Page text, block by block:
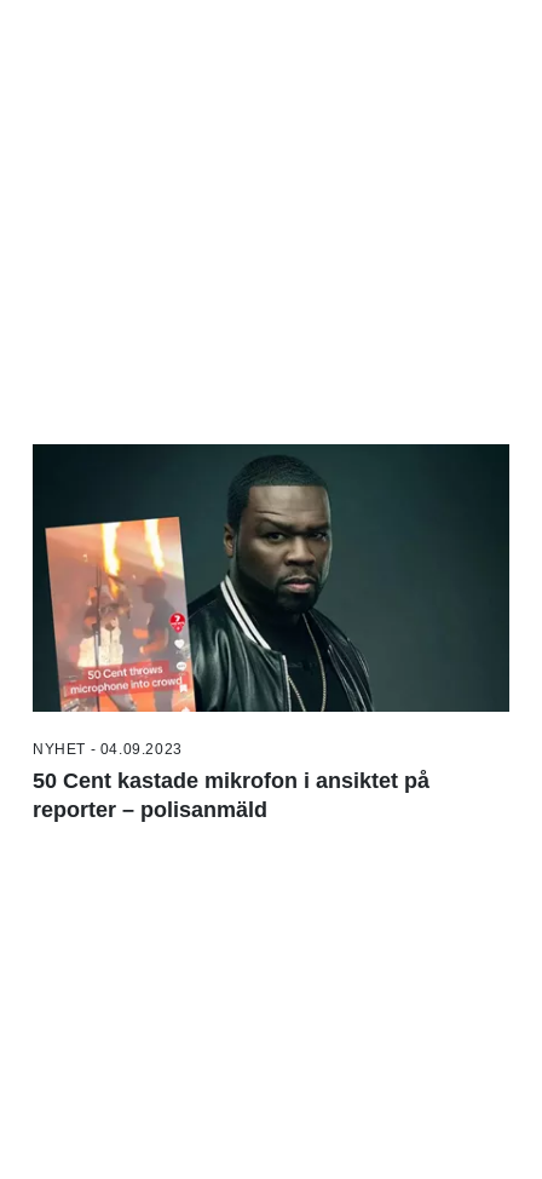
NYHET - 04.09.2023
50 Cent kastade mikrofon i ansiktet på
reporter – polisanmäld